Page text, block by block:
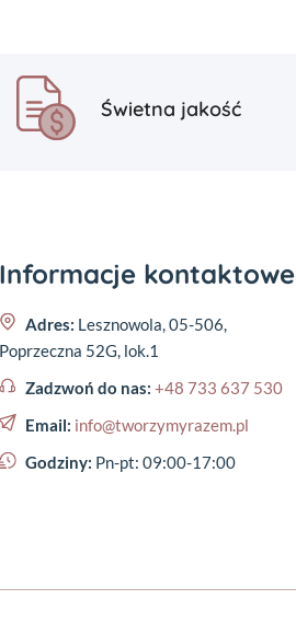
Świetna jakość
Informacje kontaktowe
Adres: Lesznowola, 05-506,
Poprzeczna 52G, lok.1
Zadzwoń do nas: +48 733 637 530
Email: info@tworzymyrazem.pl
Godziny: Pn-pt: 09:00-17:00